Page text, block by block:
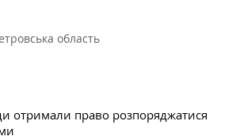
область
отримали право розпоряджатися